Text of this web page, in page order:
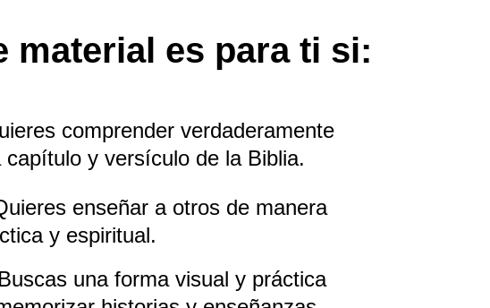
material es para ti si:
comprender verdaderamente
capítulo y versículo de la Biblia.
y espiritual.